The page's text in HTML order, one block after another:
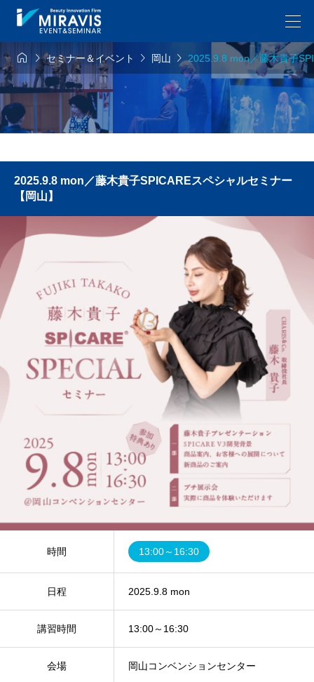
 セミナー＆イベント  岡山 2025.9.8 mon／藤木貴子
2025.9.8 mon／藤木貴子SPICAREスペシャルセミナー
【岡山】
時間 13:00～16:30
日程 2025.9.8 mon
講習時間 13:00～16:30
会場 岡山コンベンションセンター